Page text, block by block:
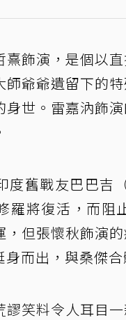
飾演，是個以
爺爺遺留下的
世。雷嘉汭飾
度舊戰友巴巴吉
羅將復活，而
但張懷秋飾演
而出，與桑傑合
笑料令人耳目